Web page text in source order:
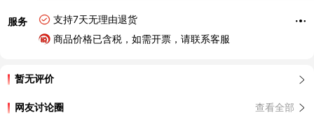
服务
支持7天无理由退货
商品价格已含税，如需开票，请联系客服
暂无评价
网友讨论圈 查看全部